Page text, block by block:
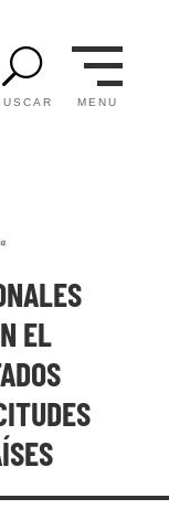
U
MENU
EL